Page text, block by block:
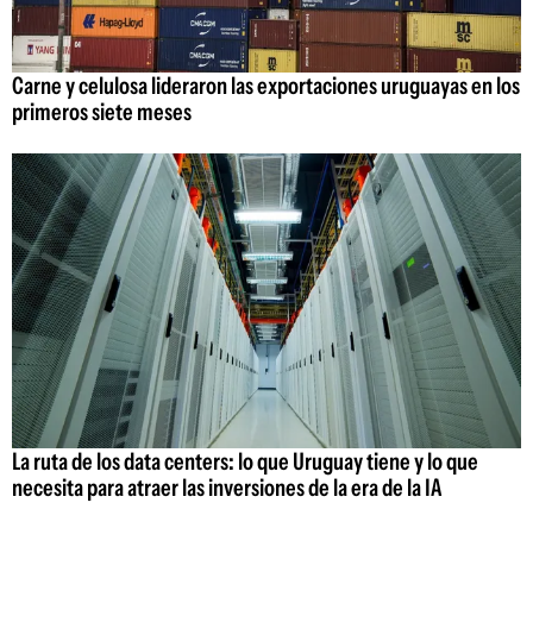
Carne y celulosa lideraron las exportaciones uruguayas en los
primeros siete meses
La ruta de los data centers: lo que Uruguay tiene y lo que
necesita para atraer las inversiones de la era de la IA